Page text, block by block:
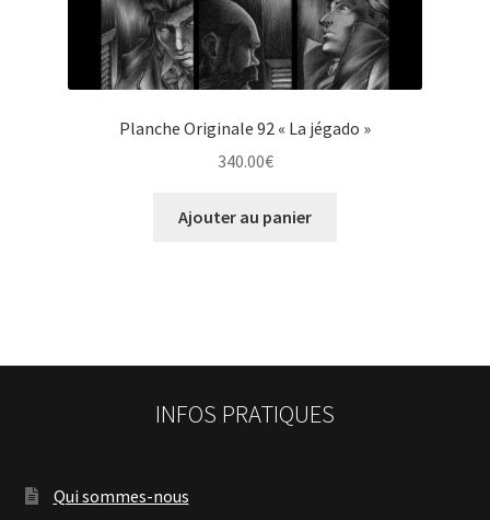
Planche Originale 92 « La jégado »
340.00€
Ajouter au panier
INFOS PRATIQUES
Qui sommes-nous